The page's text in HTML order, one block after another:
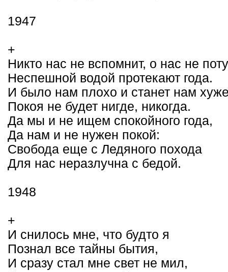
1947
+
Никто нас не вспомнит, о нас не
Неспешной водой протекают года.
И было нам плохо и станет нам
Покоя не будет нигде, никогда.
Да мы и не ищем спокойного года,
Да нам и не нужен покой:
Свобода еще с Ледяного похода
Для нас неразлучна с бедой.
1948
+
И снилось мне, что будто я
Познал все тайны бытия,
И сразу стал мне свет не мил,